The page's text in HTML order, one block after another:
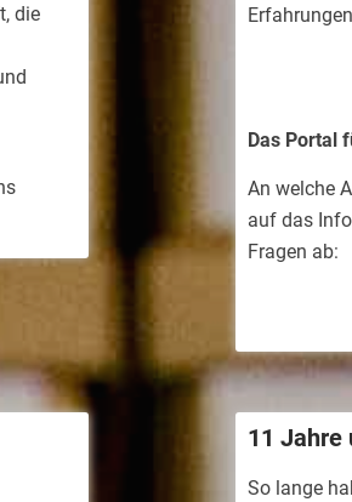
die
Das Portal
An welche
auf das
Fragen ab:
11 Jahre
So lange